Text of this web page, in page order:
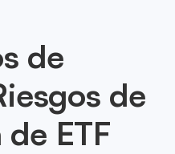
de
de
ETF